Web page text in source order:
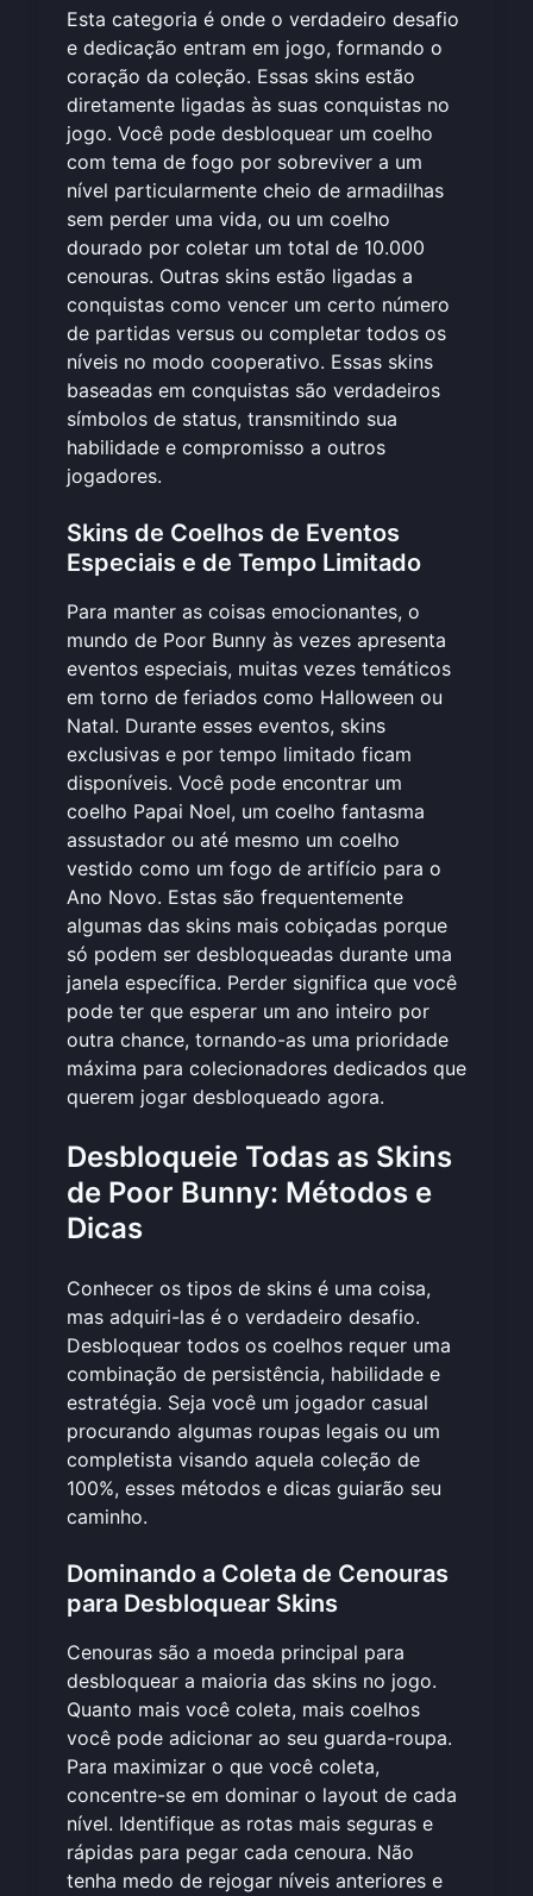
Esta categoria é onde o verdadeiro desafio
e dedicação entram em jogo, formando o
coração da coleção. Essas skins estão
diretamente ligadas às suas conquistas no
jogo. Você pode desbloquear um coelho
com tema de fogo por sobreviver a um
nível particularmente cheio de armadilhas
sem perder uma vida, ou um coelho
dourado por coletar um total de 10.000
cenouras. Outras skins estão ligadas a
conquistas como vencer um certo número
de partidas versus ou completar todos os
níveis no modo cooperativo. Essas skins
baseadas em conquistas são verdadeiros
símbolos de status, transmitindo sua
habilidade e compromisso a outros
jogadores.
Skins de Coelhos de Eventos
Especiais e de Tempo Limitado
Para manter as coisas emocionantes, o
mundo de Poor Bunny às vezes apresenta
eventos especiais, muitas vezes temáticos
em torno de feriados como Halloween ou
Natal. Durante esses eventos, skins
exclusivas e por tempo limitado ficam
disponíveis. Você pode encontrar um
coelho Papai Noel, um coelho fantasma
assustador ou até mesmo um coelho
vestido como um fogo de artifício para o
Ano Novo. Estas são frequentemente
algumas das skins mais cobiçadas porque
só podem ser desbloqueadas durante uma
janela específica. Perder significa que você
pode ter que esperar um ano inteiro por
outra chance, tornando-as uma prioridade
máxima para colecionadores dedicados que
querem jogar desbloqueado agora.
Desbloqueie Todas as Skins
de Poor Bunny: Métodos e
Dicas
Conhecer os tipos de skins é uma coisa,
mas adquiri-las é o verdadeiro desafio.
Desbloquear todos os coelhos requer uma
combinação de persistência, habilidade e
estratégia. Seja você um jogador casual
procurando algumas roupas legais ou um
completista visando aquela coleção de
100%, esses métodos e dicas guiarão seu
caminho.
Dominando a Coleta de Cenouras
para Desbloquear Skins
Cenouras são a moeda principal para
desbloquear a maioria das skins no jogo.
Quanto mais você coleta, mais coelhos
você pode adicionar ao seu guarda-roupa.
Para maximizar o que você coleta,
concentre-se em dominar o layout de cada
nível. Identifique as rotas mais seguras e
rápidas para pegar cada cenoura. Não
tenha medo de rejogar níveis anteriores e